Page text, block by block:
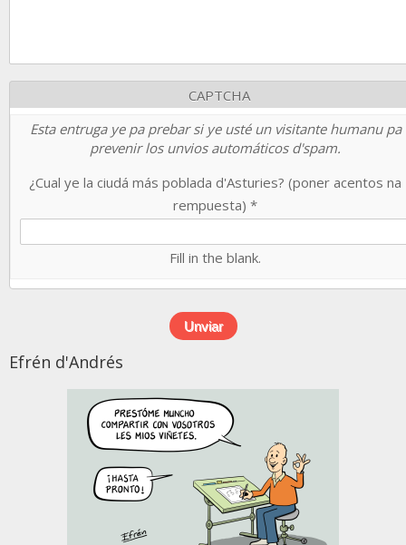
CAPTCHA
Esta entruga ye pa prebar si ye usté un visitante humanu pa
prevenir los unvios automáticos d'spam.
¿Cual ye la ciudá más poblada d'Asturies? (poner acentos na
rempuesta) *
Fill in the blank.
Efrén d'Andrés